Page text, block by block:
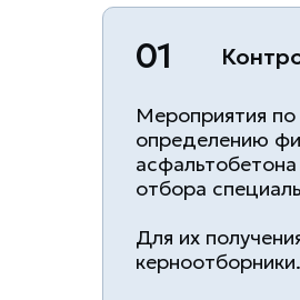
Мероприятия
определению
отбора
Для их
керноотборники.
01